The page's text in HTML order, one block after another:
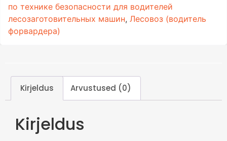
по технике безопасности для водителей
лесозаготовительных машин, Лесовоз (водитель
форвардера)
Kirjeldus Arvustused (0)
Kirjeldus